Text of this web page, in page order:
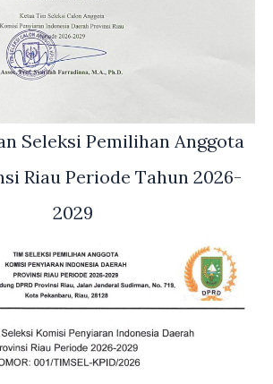
Seleksi Pemilihan Anggota
Riau Periode Tahun 2026-
2029